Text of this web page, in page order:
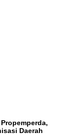
Daerah